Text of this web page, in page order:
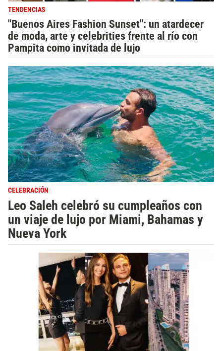
TENDENCIAS
"Buenos Aires Fashion Sunset": un atardecer
de moda, arte y celebrities frente al río con
Pampita como invitada de lujo
CELEBRACIÓN
Leo Saleh celebró su cumpleaños con
un viaje de lujo por Miami, Bahamas y
Nueva York